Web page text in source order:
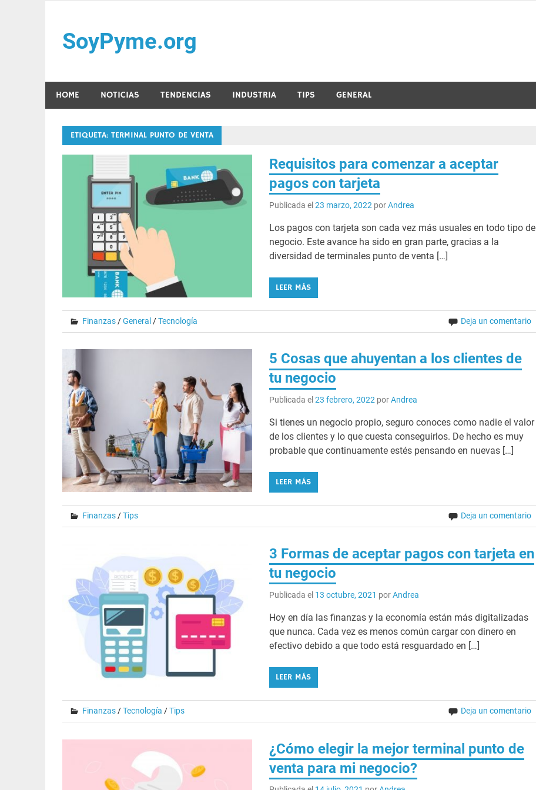
contenido
SoyPyme.org
HOME NOTICIAS TENDENCIAS INDUSTRIA TIPS GENERAL
ETIQUETA: TERMINAL PUNTO DE VENTA
Requisitos para comenzar a aceptar
pagos con tarjeta
Publicada el23 marzo, 2022 porAndrea
Los pagos con tarjeta son cada vez más usuales en todo tipo de
negocio. Este avance ha sido en gran parte, gracias a la
diversidad de terminales punto de venta […]
LEER MÁS
Finanzas/General/Tecnología Deja un comentario
5 Cosas que ahuyentan a los clientes de
tu negocio
Publicada el23 febrero, 2022 porAndrea
Si tienes un negocio propio, seguro conoces como nadie el valor
de los clientes y lo que cuesta conseguirlos. De hecho es muy
probable que continuamente estés pensando en nuevas […]
LEER MÁS
Finanzas/Tips Deja un comentario
3 Formas de aceptar pagos con tarjeta en
tu negocio
Publicada el 13 octubre, 2021 porAndrea
Hoy en día las finanzas y la economía están más digitalizadas
que nunca. Cada vez es menos común cargar con dinero en
efectivo debido a que todo está resguardado en […]
LEER MÁS
Finanzas/Tecnología /Tips Deja un comentario
¿Cómo elegir la mejor terminal punto de
venta para mi negocio?